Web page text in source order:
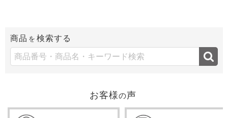
商品 を 検索する
お客様の声